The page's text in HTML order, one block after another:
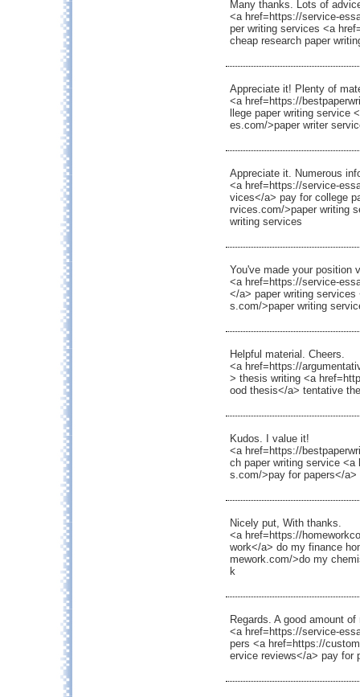
Many thanks. Lots of
<a href=https://service-
per writing services <a
cheap research paper
Appreciate it! Plenty of
<a href=https://
llege paper writing service
es.com/>paper writer
Appreciate it. Numerous
<a href=https://service-
vices</a> pay for college
rvices.com/>paper writing
writing services
You've made your position
<a href=https://service-
</a> paper writing
s.com/>paper writing
Helpful material. Cheers.
<a href=https://
> thesis writing <a
ood thesis</a> tentative
Kudos. I value it!
<a href=https://
ch paper writing service <a
s.com/>pay for papers</
Nicely put, With thanks.
<a href=https://
work</a> do my finance
mework.com/>do my
k
Regards. A good amount of
<a href=https://service-
pers <a href=https://
ervice reviews</a> pay for